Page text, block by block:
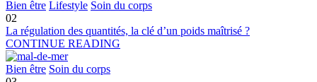
Bien être Lifestyle Soin du corps
02
La régulation des quantités, la clé d’un poids maîtrisé ?
CONTINUE READING
Bien être Soin du corps